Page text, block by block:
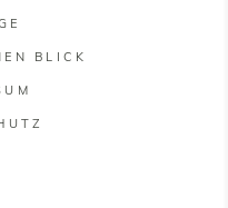
BLICK